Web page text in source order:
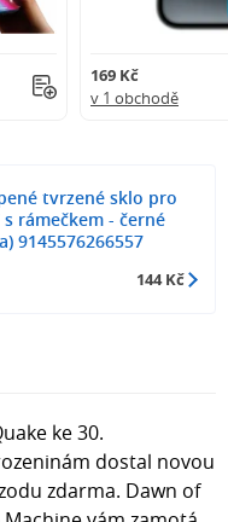
169 Kč
v 1 obchodě
tvrzené sklo pro
rámečkem - černé
9145576266557
144 Kč